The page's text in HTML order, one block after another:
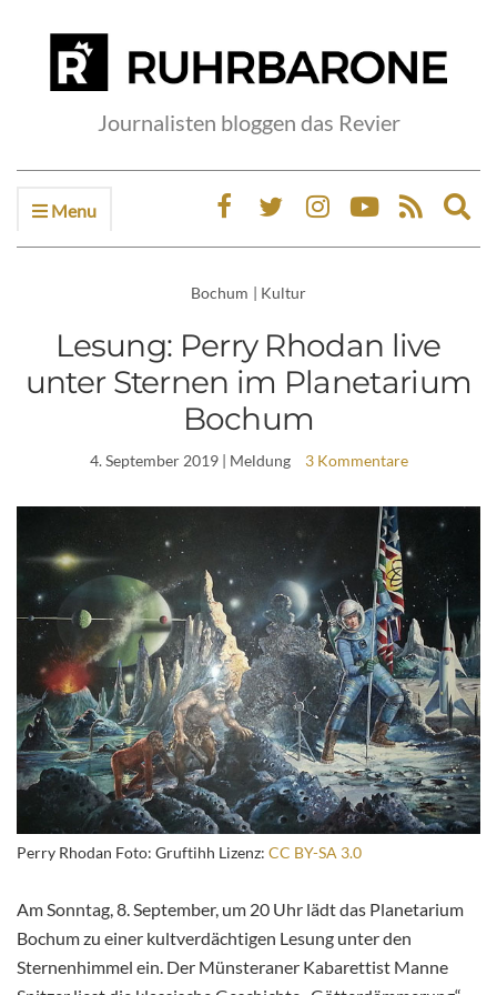
Journalisten bloggen das Revier
Menu
Bochum | Kultur
Lesung: Perry Rhodan live
unter Sternen im Planetarium
Bochum
4. September 2019| Meldung 3 Kommentare
Perry Rhodan Foto: Gruftihh Lizenz: CC BY-SA 3.0
Am Sonntag, 8. September, um 20 Uhr lädt das Planetarium
Bochum zu einer kultverdächtigen Lesung unter den
Sternenhimmel ein. Der Münsteraner Kabarettist Manne